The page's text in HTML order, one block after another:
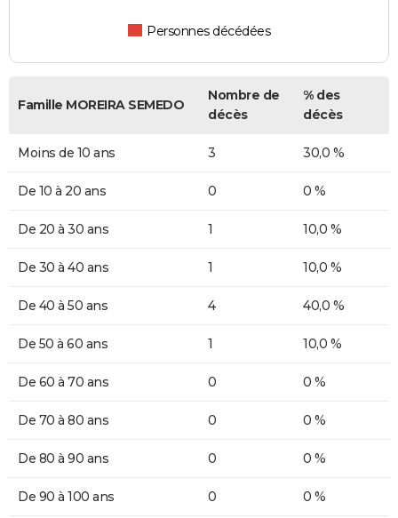
Personnes décédées
Famille MOREIRA SEMEDO
Nombre de
décès
% des
décès
Moins de 10 ans 3 30,0 %
De 10 à 20 ans 0 0 %
De 20 à 30 ans 1 10,0 %
De 30 à 40 ans 1 10,0 %
De 40 à 50 ans 4 40,0 %
De 50 à 60 ans 1 10,0 %
De 60 à 70 ans 0 0 %
De 70 à 80 ans 0 0 %
De 80 à 90 ans 0 0 %
De 90 à 100 ans 0 0 %